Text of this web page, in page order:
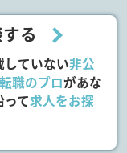
る
していない非公
転職のプロがあな
って求人をお探